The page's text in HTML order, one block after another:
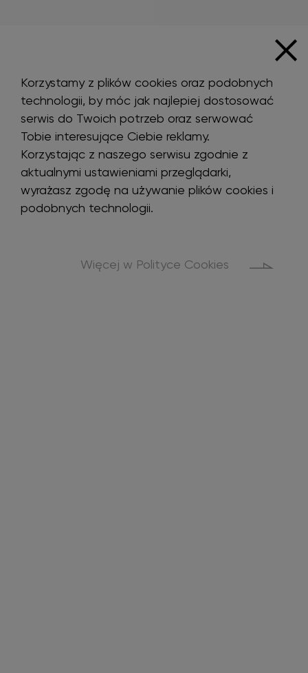
Korzystamy z plików cookies oraz podobnych
technologii, by móc jak najlepiej dostosować
serwis do Twoich potrzeb oraz serwować
Tobie interesujące Ciebie reklamy.
Korzystając z naszego serwisu zgodnie z
aktualnymi ustawieniami przeglądarki,
wyrażasz zgodę na używanie plików cookies i
podobnych technologii.
Więcej w Polityce Cookies